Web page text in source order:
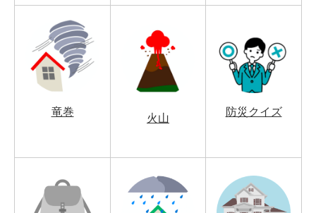
竜巻
火山
防災クイズ